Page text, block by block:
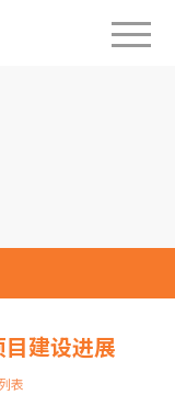
建设进展
表